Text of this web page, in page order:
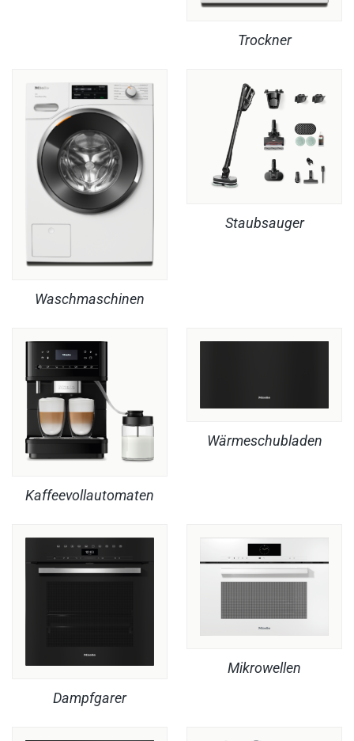
Trockner
Waschmaschinen
Staubsauger
Kaffeevollautomaten
Wärmeschubladen
Dampfgarer
Mikrowellen